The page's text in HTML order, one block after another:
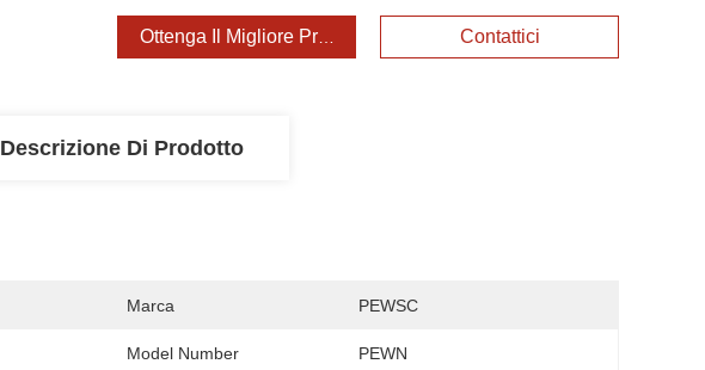
Ottenga Il Migliore Prezzo Contattici
Descrizione Di Prodotto
Marca PEWSC
Model Number PEWN